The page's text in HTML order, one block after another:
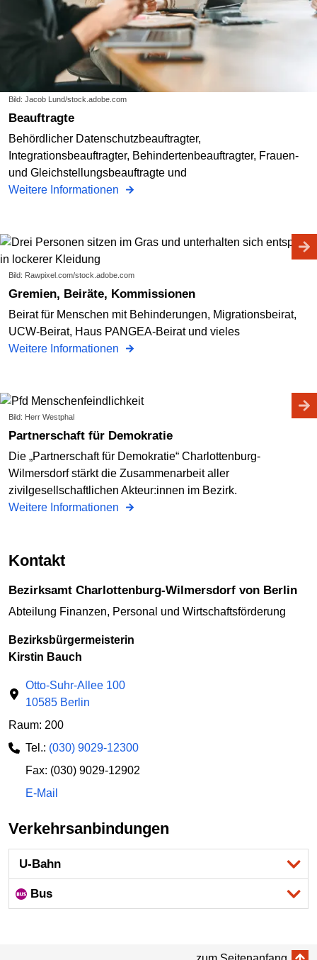
Bild: Jacob Lund/stock.adobe.com
Beauftragte
Behördlicher Datenschutzbeauftragter,
Integrationsbeauftragter, Behindertenbeauftragter, Frauen-
und Gleichstellungsbeauftragte und
Weitere Informationen
Bild: Rawpixel.com/stock.adobe.com
Gremien, Beiräte, Kommissionen
Beirat für Menschen mit Behinderungen, Migrationsbeirat,
UCW-Beirat, Haus PANGEA-Beirat und vieles
Weitere Informationen
Bild: Herr Westphal
Partnerschaft für Demokratie
Die „Partnerschaft für Demokratie“ Charlottenburg-
Wilmersdorf stärkt die Zusammenarbeit aller
zivilgesellschaftlichen Akteur:innen im Bezirk.
Weitere Informationen
Kontakt
Bezirksamt Charlottenburg-Wilmersdorf von Berlin
Abteilung Finanzen, Personal und Wirtschaftsförderung
Bezirksbürgermeisterin
Kirstin Bauch
Otto-Suhr-Allee 100
10585 Berlin
Raum: 200
Tel.: (030) 9029-12300
Fax: (030) 9029-12902
E-Mail
Verkehrsanbindungen
U-Bahn
Bus